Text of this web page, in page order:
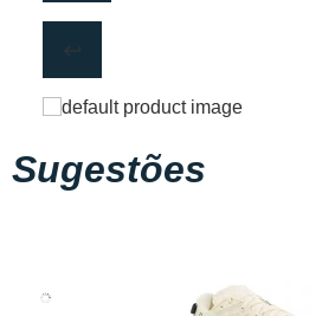
Sugestões